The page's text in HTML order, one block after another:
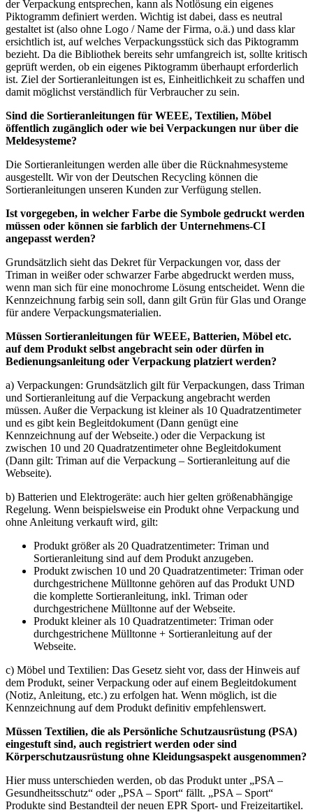
der Verpackung entsprechen, kann als Notlösung ein eigenes
Piktogramm definiert werden. Wichtig ist dabei, dass es neutral
gestaltet ist (also ohne Logo / Name der Firma, o.ä.) und dass klar
ersichtlich ist, auf welches Verpackungsstück sich das Piktogramm
bezieht. Da die Bibliothek bereits sehr umfangreich ist, sollte kritisch
geprüft werden, ob ein eigenes Piktogramm überhaupt erforderlich
ist. Ziel der Sortieranleitungen ist es, Einheitlichkeit zu schaffen und
damit möglichst verständlich für Verbraucher zu sein.
Sind die Sortieranleitungen für WEEE, Textilien, Möbel
öffentlich zugänglich oder wie bei Verpackungen nur über die
Meldesysteme?
Die Sortieranleitungen werden alle über die Rücknahmesysteme
ausgestellt. Wir von der Deutschen Recycling können die
Sortieranleitungen unseren Kunden zur Verfügung stellen.
Ist vorgegeben, in welcher Farbe die Symbole gedruckt werden
müssen oder können sie farblich der Unternehmens-CI
angepasst werden?
Grundsätzlich sieht das Dekret für Verpackungen vor, dass der
Triman in weißer oder schwarzer Farbe abgedruckt werden muss,
wenn man sich für eine monochrome Lösung entscheidet. Wenn die
Kennzeichnung farbig sein soll, dann gilt Grün für Glas und Orange
für andere Verpackungsmaterialien.
Müssen Sortieranleitungen für WEEE, Batterien, Möbel etc.
auf dem Produkt selbst angebracht sein oder dürfen in
Bedienungsanleitung oder Verpackung platziert werden?
a) Verpackungen: Grundsätzlich gilt für Verpackungen, dass Triman
und Sortieranleitung auf die Verpackung angebracht werden
müssen. Außer die Verpackung ist kleiner als 10 Quadratzentimeter
und es gibt kein Begleitdokument (Dann genügt eine
Kennzeichnung auf der Webseite.) oder die Verpackung ist
zwischen 10 und 20 Quadratzentimeter ohne Begleitdokument
(Dann gilt: Triman auf die Verpackung – Sortieranleitung auf die
Webseite).
b) Batterien und Elektrogeräte: auch hier gelten größenabhängige
Regelung. Wenn beispielsweise ein Produkt ohne Verpackung und
ohne Anleitung verkauft wird, gilt:
Produkt größer als 20 Quadratzentimeter: Triman und
Sortieranleitung sind auf dem Produkt anzugeben.
Produkt zwischen 10 und 20 Quadratzentimeter: Triman oder
durchgestrichene Mülltonne gehören auf das Produkt UND
die komplette Sortieranleitung, inkl. Triman oder
durchgestrichene Mülltonne auf der Webseite.
Produkt kleiner als 10 Quadratzentimeter: Triman oder
durchgestrichene Mülltonne + Sortieranleitung auf der
Webseite.
c) Möbel und Textilien: Das Gesetz sieht vor, dass der Hinweis auf
dem Produkt, seiner Verpackung oder auf einem Begleitdokument
(Notiz, Anleitung, etc.) zu erfolgen hat. Wenn möglich, ist die
Kennzeichnung auf dem Produkt definitiv empfehlenswert.
Müssen Textilien, die als Persönliche Schutzausrüstung (PSA)
eingestuft sind, auch registriert werden oder sind
Körperschutzausrüstung ohne Kleidungsaspekt ausgenommen?
Hier muss unterschieden werden, ob das Produkt unter „PSA –
Gesundheitsschutz“ oder „PSA – Sport“ fällt. „PSA – Sport“
Produkte sind Bestandteil der neuen EPR Sport- und Freizeitartikel.